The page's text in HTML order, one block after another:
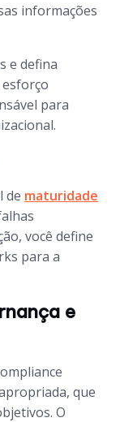
informações
e defina
para
de maturidade
você define
para a
e
que
O